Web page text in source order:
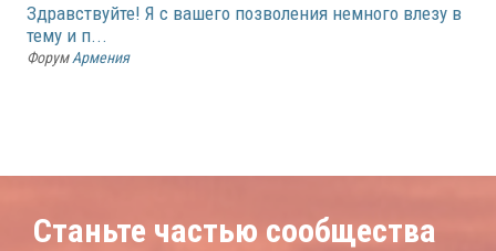
Здравствуйте! Я с вашего позволения немного влезу в
тему и п...
Форум Армения
Станьте частью сообщества